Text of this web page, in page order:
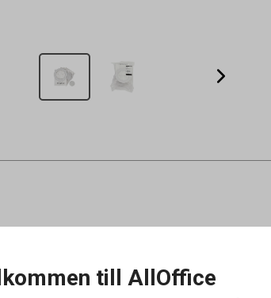
till AllOffice